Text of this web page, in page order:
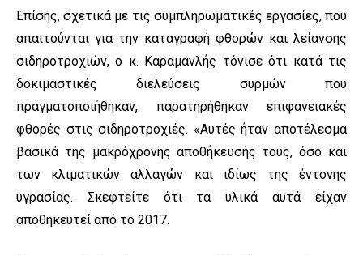
Επίσης, σχετικά με τις συμπληρωματικές εργασίες, που
απαιτούνται για την καταγραφή φθορών και λείανσης
σιδηροτροχιών, ο κ. Καραμανλής τόνισε ότι κατά τις
δοκιμαστικές διελεύσεις συρμών που
πραγματοποιήθηκαν, παρατηρήθηκαν επιφανειακές
φθορές στις σιδηροτροχιές. «Αυτές ήταν αποτέλεσμα
βασικά της μακρόχρονης αποθήκευσής τους, όσο και
των κλιματικών αλλαγών και ιδίως της έντονης
υγρασίας. Σκεφτείτε ότι τα υλικά αυτά είχαν
αποθηκευτεί από το 2017.